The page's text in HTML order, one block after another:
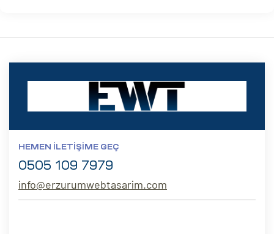
HEMEN İLETIŞIME GEÇ
0505 109 7979
info@erzurumwebtasarim.com